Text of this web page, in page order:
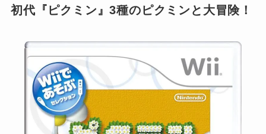
初代『ピクミン』3種のピクミンと大冒険！